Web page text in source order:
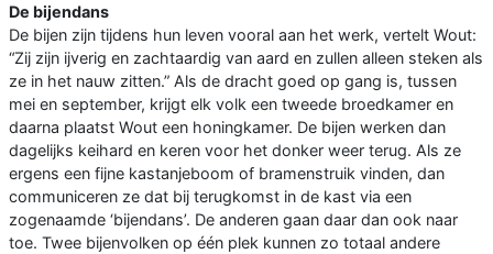
De bijendans
De bijen zijn tijdens hun leven vooral aan het werk, vertelt Wout:
“Zij zijn ijverig en zachtaardig van aard en zullen alleen steken als
ze in het nauw zitten.” Als de dracht goed op gang is, tussen
mei en september, krijgt elk volk een tweede broedkamer en
daarna plaatst Wout een honingkamer. De bijen werken dan
dagelijks keihard en keren voor het donker weer terug. Als ze
ergens een fijne kastanjeboom of bramenstruik vinden, dan
communiceren ze dat bij terugkomst in de kast via een
zogenaamde ‘bijendans’. De anderen gaan daar dan ook naar
toe. Twee bijenvolken op één plek kunnen zo totaal andere